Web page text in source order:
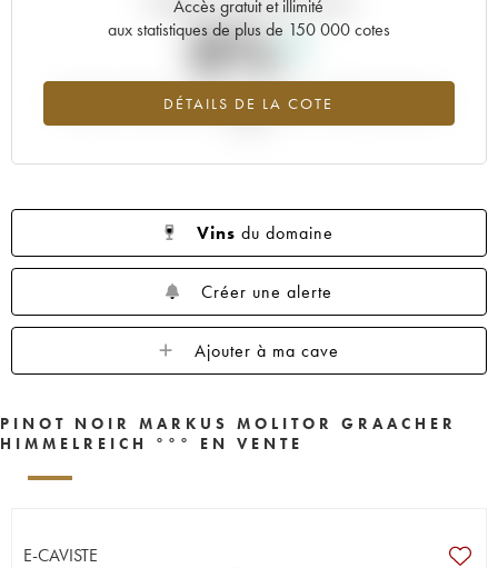
Accès gratuit et illimité
aux statistiques de plus de 150 000 cotes
DÉTAILS DE LA COTE
0%
Tendance à la hausse du millésime 2018 en 2026 par rapport à
Vins du domaine
Créer une alerte
Ajouter à ma cave
PINOT NOIR MARKUS MOLITOR GRAACHER
HIMMELREICH °°° EN VENTE
E-CAVISTE